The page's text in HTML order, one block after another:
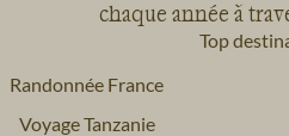
chaque année à
Top
Randonnée France
Voyage Tanzanie